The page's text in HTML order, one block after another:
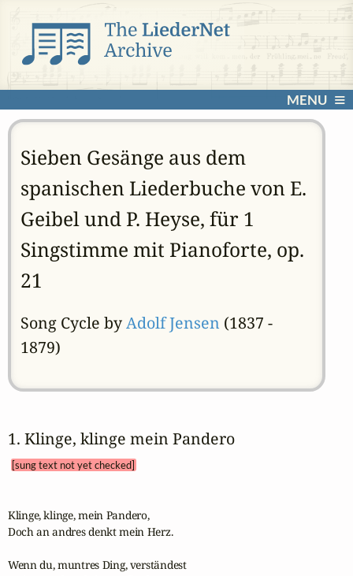
MENU
Sieben Gesänge aus dem
spanischen Liederbuche von E.
Geibel und P. Heyse, für 1
Singstimme mit Pianoforte, op.
21
Song Cycle byAdolf Jensen (1837 -
1879)
1. Klinge, klinge mein Pandero
[sung text not yet checked]
Klinge, klinge, mein Pandero,
Doch an andres denkt mein Herz.
Wenn du, muntres Ding, verständest